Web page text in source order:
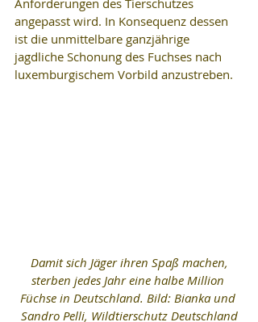
Anforderungen des Tierschutzes
angepasst wird. In Konsequenz dessen
ist die unmittelbare ganzjährige
jagdliche Schonung des Fuchses nach
luxemburgischem Vorbild anzustreben.
sterben jedes Jahr eine halbe Million
Füchse in Deutschland. Bild: Bianka und
Sandro Pelli, Wildtierschutz Deutschland